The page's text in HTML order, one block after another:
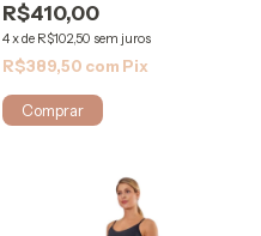
R$410,00
4xde R$102,50 sem juros
R$389,50 com Pix
Comprar